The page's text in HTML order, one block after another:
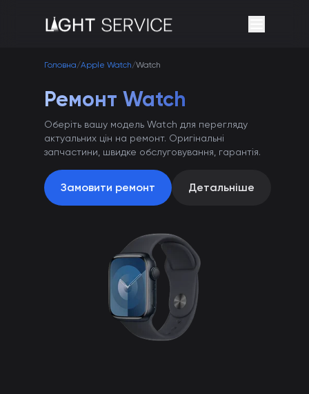
Головна/Apple Watch/Watch
Ремонт Watch
Оберіть вашу модель Watch для перегляду
актуальних цін на ремонт. Оригінальні
запчастини, швидке обслуговування, гарантія.
Замовити ремонт Детальніше